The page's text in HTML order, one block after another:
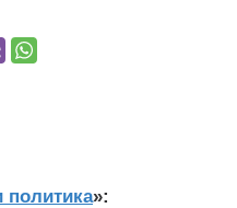
политика»: